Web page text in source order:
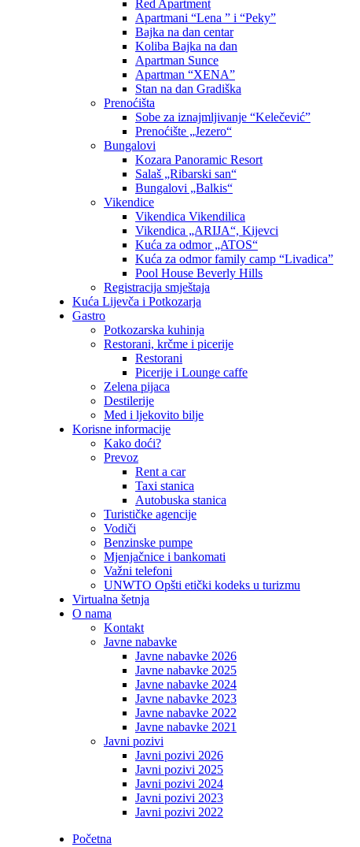
Red Apartment
Apartmani “Lena ” i “Peky”
Bajka na dan centar
Koliba Bajka na dan
Apartman Sunce
Apartman “XENA”
Stan na dan Gradiška
Prenoćišta
Sobe za iznajmljivanje “Kelečević”
Prenoćište „Jezero“
Bungalovi
Kozara Panoramic Resort
Salaš „Ribarski san“
Bungalovi „Balkis“
Vikendice
Vikendica Vikendilica
Vikendica „ARIJA“, Kijevci
Kuća za odmor „ATOS“
Kuća za odmor family camp “Livadica”
Pool House Beverly Hills
Registracija smještaja
Kuća Lijevča i Potkozarja
Gastro
Potkozarska kuhinja
Restorani, krčme i picerije
Restorani
Picerije i Lounge caffe
Zelena pijaca
Destilerije
Med i ljekovito bilje
Korisne informacije
Kako doći?
Prevoz
Rent a car
Taxi stanica
Autobuska stanica
Turističke agencije
Vodiči
Benzinske pumpe
Mjenjačnice i bankomati
Važni telefoni
UNWTO Opšti etički kodeks u turizmu
Virtualna šetnja
O nama
Kontakt
Javne nabavke
Javne nabavke 2026
Javne nabavke 2025
Javne nabavke 2024
Javne nabavke 2023
Javne nabavke 2022
Javne nabavke 2021
Javni pozivi
Javni pozivi 2026
Javni pozivi 2025
Javni pozivi 2024
Javni pozivi 2023
Javni pozivi 2022
Početna